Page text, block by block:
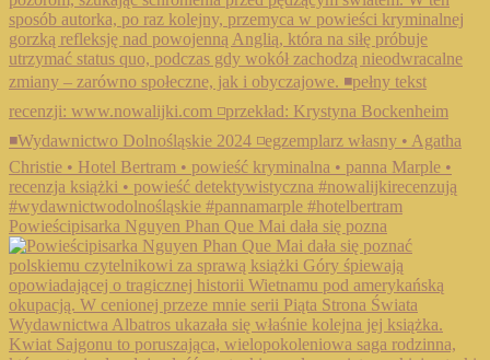
Powieścipisarka Nguyen Phan Que Mai dała się pozna